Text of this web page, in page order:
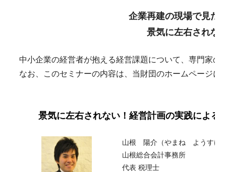
企業再建の現場で見た
景気に左右されな
中小企業の経営者が抱える経営課題について、専門家の
なお、このセミナーの内容は、当財団のホームページに
景気に左右されない！経営計画の実践による
山根 陽介（やまね ようすけ
山根総合会計事務所
代表 税理士